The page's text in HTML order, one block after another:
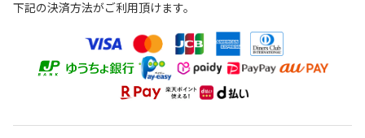
下記の決済方法がご利用頂けます。